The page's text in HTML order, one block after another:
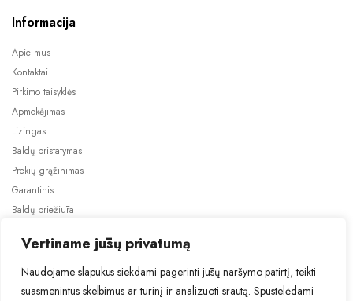
Vertiname jūsų privatumą
Naudojame slapukus siekdami pagerinti jūsų naršymo patirtį, teikti
suasmenintus skelbimus ar turinį ir analizuoti srautą. Spustelėdami
Informacija
Apie mus
Kontaktai
Pirkimo taisyklės
Apmokėjimas
Lizingas
Baldų pristatymas
Prekių grąžinimas
Garantinis
Baldų priežiūra